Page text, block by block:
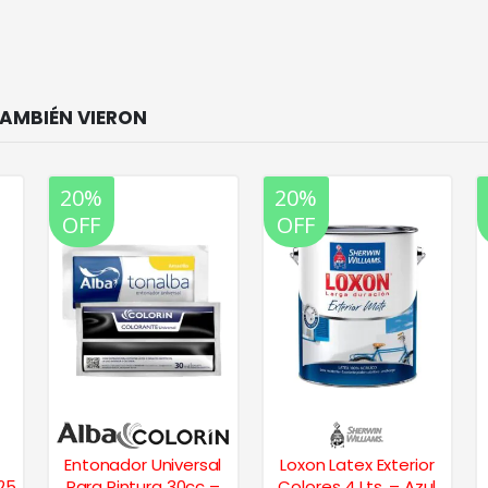
20%
OFF
Entonador Universal
20%
OFF
Loxon Latex Exterior